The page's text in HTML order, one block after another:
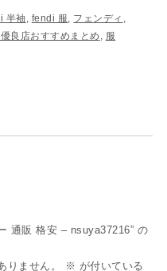
半袖 , fendi 服, フェンディ ,
良店おすすめまとめ , 服
通販 格安 – nsuya37216” の
りません。
※ が付いている